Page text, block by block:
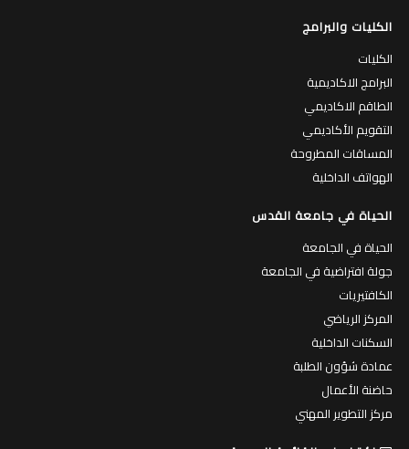
الكليات والبرامج
الكليات
البرامج الاكاديمية
الطاقم الاكاديمي
التقويم الأكاديمي
المساقات المطروحة
الهواتف الداخلية
الحياة في جامعة القدس
الحياة في الجامعة
جولة افتراضية في الجامعة
الكافتيريات
المركز الرياضي
السكنات الداخلية
عمادة شؤون الطلبة
حاضنة الأعمال
مركز التطوير المهني